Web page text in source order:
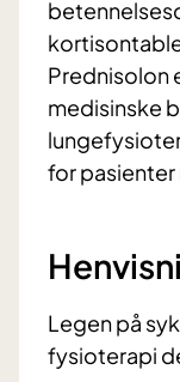
Prednisolon
medisinske
for pasienter
Legen på
fysioterapi